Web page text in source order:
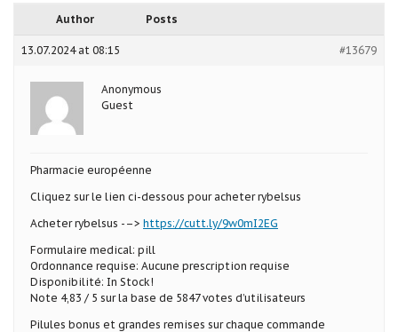
Author Posts
13.07.2024 at 08:15 #13679
Anonymous
Guest
Pharmacie européenne
Cliquez sur le lien ci-dessous pour acheter rybelsus
Acheter rybelsus -–> https://cutt.ly/9w0mI2EG
Formulaire medical: pill
Ordonnance requise: Aucune prescription requise
Disponibilité: In Stock!
Note 4,83 / 5 sur la base de 5847 votes d’utilisateurs
Pilules bonus et grandes remises sur chaque commande